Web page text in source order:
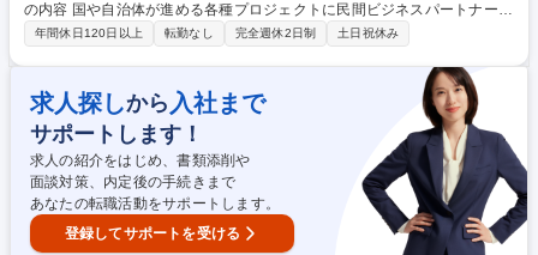
の内容 国や自治体が進める各種プロジェクトに民間ビジネスパートナーと
して参画します。あなたの持つ行政の作法や公的文書の知見をフル活用
庁・業界団体等との折衝、情報収集を担います。また、制度ルール等が記
載された公的ドキュメント作成や事務局運営など、国や地方公共団体が推
進する施策を民間の立場からスピーディに支援します。前例踏襲主義を抜
け出し、行政特有の意思決定プロセスや法規への理解といったドメイン知
識を活かして、裁量を持って事業づくりに挑める環境です。 募集職種 D 0
43_【公務員歓迎◎】国や自治体向けプロジェクト推進担当/パーソルグル
ープ
年間休日120日以上 転勤なし 完全週休2日制 土日祝休み
求人探しから 入社まで
サポートします！
求人の紹介をはじめ、書類添削や
面談対策、内定後の手続きまで
あなたの転職活動をサポートします。
登録してサポートを受ける